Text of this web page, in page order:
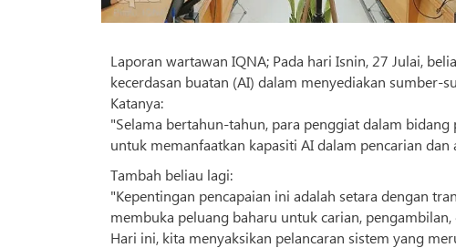
Laporan wartawan IQNA; Pada hari Isnin, 27 Julai,
kecerdasan buatan (AI) dalam menyediakan
Katanya:
"Selama bertahun-tahun, para penggiat dalam
untuk memanfaatkan kapasiti AI dalam pencarian
Tambah beliau lagi:
"Kepentingan pencapaian ini adalah setara dengan
membuka peluang baharu untuk carian,
Hari ini, kita menyaksikan pelancaran sistem yang